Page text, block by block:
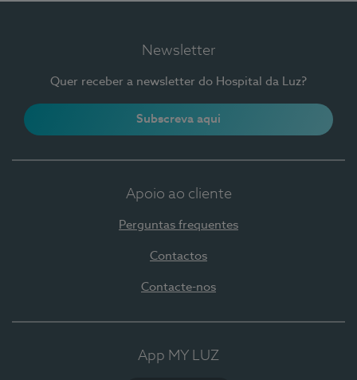
Newsletter
Quer receber a newsletter do Hospital da Luz?
Subscreva aqui
Apoio ao cliente
Perguntas frequentes
Contactos
Contacte-nos
App MY LUZ